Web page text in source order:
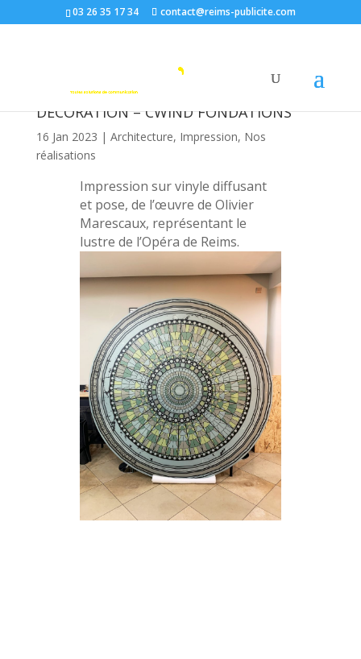
03 26 35 17 34 contact@reims-publicite.com
DÉCORATION – CWIND FONDATIONS
16 Jan 2023 | Architecture, Impression, Nos
réalisations
Impression sur vinyle diffusant
et pose, de l’œuvre de Olivier
Marescaux, représentant le
lustre de l’Opéra de Reims.